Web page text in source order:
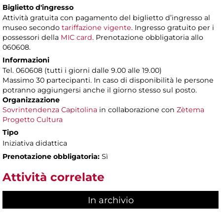
Biglietto d'ingresso
Attività gratuita con pagamento del biglietto d’ingresso al
museo secondo tariffazione vigente. Ingresso gratuito per i
possessori della MIC card. Prenotazione obbligatoria allo
060608.
Informazioni
Tel. 060608 (tutti i giorni dalle 9.00 alle 19.00)
Massimo 30 partecipanti. In caso di disponibilità le persone
potranno aggiungersi anche il giorno stesso sul posto.
Organizzazione
Sovrintendenza Capitolina in collaborazione con Zètema
Progetto Cultura
Tipo
Iniziativa didattica
Prenotazione obbligatoria: Sì
Attività correlate
In archivio